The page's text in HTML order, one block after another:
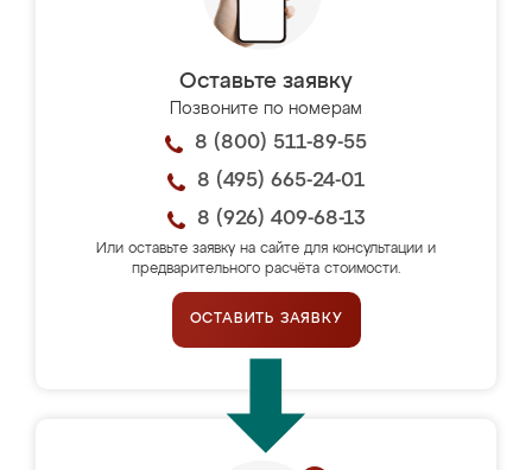
Оставьте заявку
Позвоните по номерам
8 (800) 511-89-55
8 (495) 665-24-01
8 (926) 409-68-13
Или оставьте заявку на сайте для консультации и
предварительного расчёта стоимости.
ОСТАВИТЬ ЗАЯВКУ